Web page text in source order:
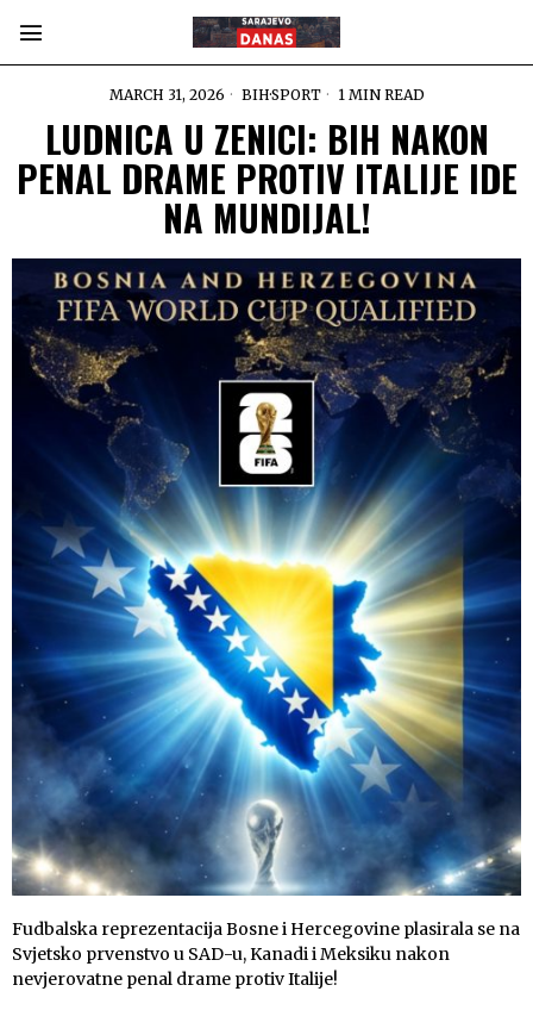
MARCH 31, 2026 BIH·SPORT 1 MIN READ
LUDNICA U ZENICI: BIH NAKON
PENAL DRAME PROTIV ITALIJE IDE
NA MUNDIJAL!
Fudbalska reprezentacija Bosne i Hercegovine plasirala se na
Svjetsko prvenstvo u SAD-u, Kanadi i Meksiku nakon
nevjerovatne penal drame protiv Italije!